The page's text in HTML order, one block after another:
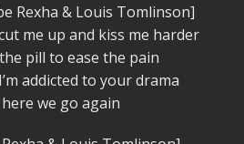
Rexha & Louis Tomlinson]
me up and kiss me harder
pill to ease the pain
addicted to your drama
we go again